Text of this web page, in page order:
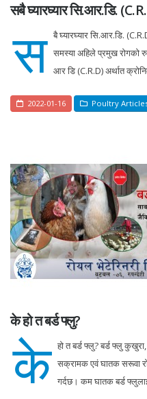
सबै घ्यारघ्यार सि.आर.डि.
स बै घ्यारघ्यार सि.आर.डि.
समस्या अहिले प्रमुख रोगको
आर डि (C.R.D) अर्थात
2022-01-16 Poultry
के हो त बर्ड फ्लु?
के हो त बर्ड फ्लु? बर्ड फ्लु
सक्रामक एवं घातक सरूवा
गर्दछ। कम घातक बर्ड